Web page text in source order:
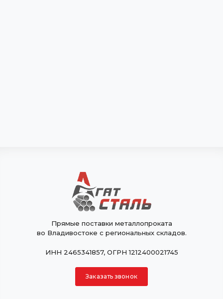
Прямые поставки металлопроката
во Владивостоке с региональных складов.
ИНН 2465341857, ОГРН 1212400021745
Заказать звонок